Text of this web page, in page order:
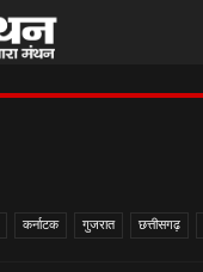
कर्नाटक गुजरात छत्तीसगढ़